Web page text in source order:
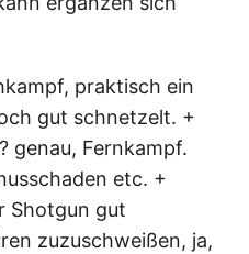
praktisch ein
gut schnetzelt. +
genau, Fernkampf.
etc. +
Shotgun gut
zuzuschweißen, ja,